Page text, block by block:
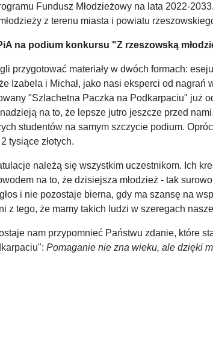
Fundusz Młodzieżowy na lata 2022-
z terenu miasta i powiatu
na podium konkursu "Z rzeszowską
przygotować materiały w dwóch formach:
Izabela i Michał, jako nasi eksperci od
"Szlachetna Paczka na Podkarpaciu" już
na to, że lepsze jutro jeszcze przed
studentów na samym szczycie podium.
tysiące złotych.
należą się wszystkim uczestnikom. Ich
na to, że dzisiejsza młodzież - tak
i nie pozostaje bierna, gdy ma szansę na
z tego, że mamy takich ludzi w szeregach
nam przypomnieć Państwu zdanie, które
Pomaganie nie zna wieku, ale dzięki